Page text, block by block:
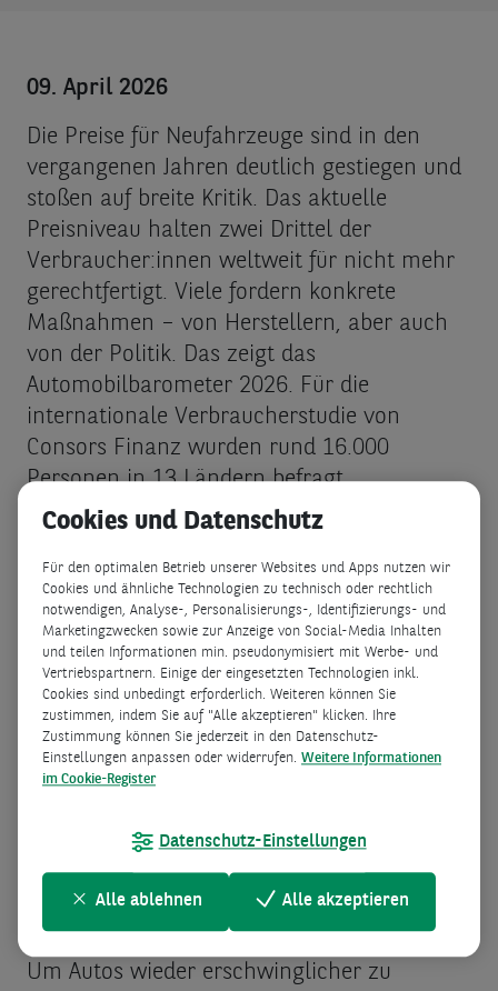
09. April 2026
Die Preise für Neufahrzeuge sind in den
vergangenen Jahren deutlich gestiegen und
stoßen auf breite Kritik. Das aktuelle
Preisniveau halten zwei Drittel der
Verbraucher:innen weltweit für nicht mehr
gerechtfertigt. Viele fordern konkrete
Maßnahmen – von Herstellern, aber auch
von der Politik. Das zeigt das
Automobilbarometer 2026. Für die
internationale Verbraucherstudie von
Consors Finanz wurden rund 16.000
Personen in 13 Ländern befragt.
Kosten dominieren die
Kaufentscheidung
Die steigende Preissensibilität beeinflusst
das Kaufverhalten der Konsument:innen
erheblich. Weltweit stehen die
Anschaffungs- und Wartungskosten an
erster und dritter Stelle der wichtigsten
Kaufkriterien, mit Sicherheitsaspekten auf
Platz zwei. In Deutschland liegt der
den Wartungskosten und der Zuverlässigkeit
des Fahrzeugs.
Die Hersteller sollen handeln
Um Autos wieder erschwinglicher zu
Cookies und Datenschutz
Für den optimalen Betrieb unserer Websites und Apps nutzen wir
Cookies und ähnliche Technologien zu technisch oder rechtlich
notwendigen, Analyse-, Personalisierungs-, Identifizierungs- und
Marketingzwecken sowie zur Anzeige von Social-Media Inhalten
und teilen Informationen min. pseudonymisiert mit Werbe- und
Vertriebspartnern. Einige der eingesetzten Technologien inkl.
Cookies sind unbedingt erforderlich. Weiteren können Sie
zustimmen, indem Sie auf "Alle akzeptieren" klicken. Ihre
Zustimmung können Sie jederzeit in den Datenschutz-
Einstellungen anpassen oder widerrufen. Weitere Informationen
im Cookie-Register
Datenschutz-Einstellungen
Alle ablehnen Alle akzeptieren